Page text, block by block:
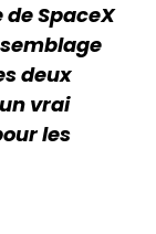
de SpaceX
deux
vrai
les